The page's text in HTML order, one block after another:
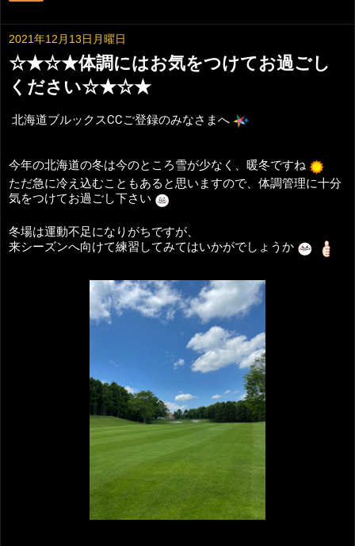
2021年12月13日月曜日
☆★☆★体調にはお気をつけてお過ごし
ください☆★☆★
北海道ブルックスCCご登録のみなさまへ
今年の北海道の冬は今のところ雪が少なく、暖冬ですね
ただ急に冷え込むこともあると思いますので、体調管理に十分
気をつけてお過ごし下さい
冬場は運動不足になりがちですが、
来シーズンへ向けて練習してみてはいかがでしょうか